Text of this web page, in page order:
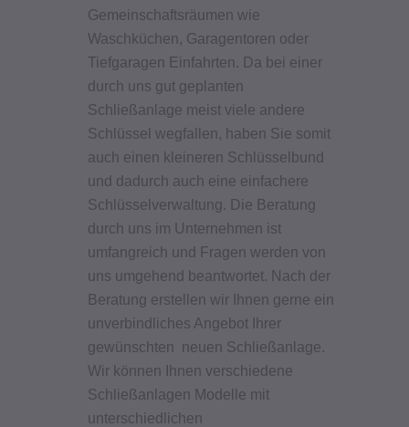
Gemeinschaftsräumen wie
Waschküchen, Garagentoren oder
Tiefgaragen Einfahrten. Da bei einer
durch uns gut geplanten
Schließanlage meist viele andere
Schlüssel wegfallen, haben Sie somit
auch einen kleineren Schlüsselbund
und dadurch auch eine einfachere
Schlüsselverwaltung. Die Beratung
durch uns im Unternehmen ist
umfangreich und Fragen werden von
uns umgehend beantwortet. Nach der
Beratung erstellen wir Ihnen gerne ein
unverbindliches Angebot Ihrer
gewünschten neuen Schließanlage.
Wir können Ihnen verschiedene
Schließanlagen Modelle mit
unterschiedlichen